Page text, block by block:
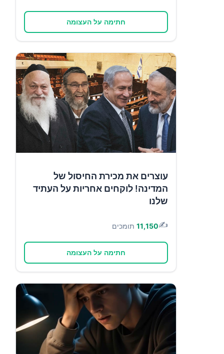
חתימה על העצומה
עוצרים את מכירת החיסול של
המדינה! לוקחים אחריות על העתיד
שלנו
✍️
11,150 תומכים
חתימה על העצומה